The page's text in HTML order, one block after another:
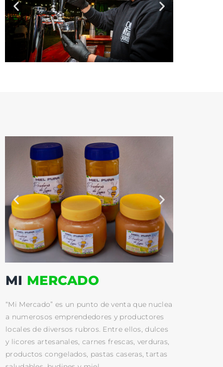
MI MERCADO
“Mi Mercado” es un punto de venta que nuclea
a numerosos emprendedores y productores
locales de diversos rubros. Entre ellos, dulces
y licores artesanales, carnes frescas, verduras,
productos congelados, pastas caseras, tartas